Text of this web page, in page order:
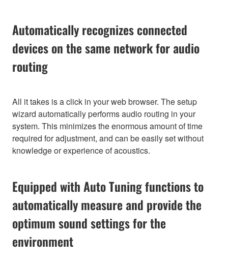
Automatically recognizes connected
devices on the same network for audio
routing
All it takes is a click in your web browser. The setup
wizard automatically performs audio routing in your
system. This minimizes the enormous amount of time
required for adjustment, and can be easily set without
knowledge or experience of acoustics.
Equipped with Auto Tuning functions to
automatically measure and provide the
optimum sound settings for the
environment